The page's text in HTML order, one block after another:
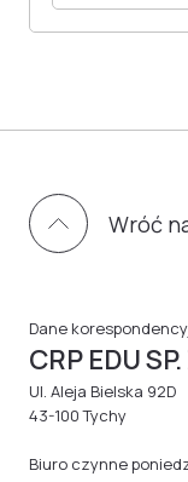
Wróć
Dane
CRP EDU
Ul. Aleja Bielska 92D
43-100 Tychy
Biuro czynne